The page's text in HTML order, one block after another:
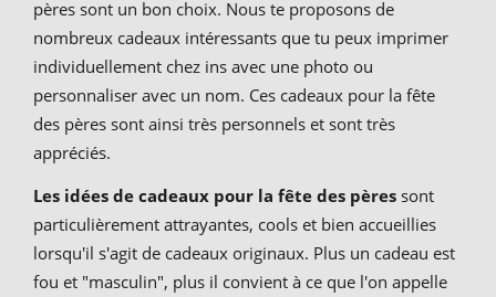
pères sont un bon choix. Nous te proposons de
nombreux cadeaux intéressants que tu peux imprimer
individuellement chez ins avec une photo ou
personnaliser avec un nom. Ces cadeaux pour la fête
des pères sont ainsi très personnels et sont très
appréciés.
Les idées de cadeaux pour la fête des pères sont
particulièrement attrayantes, cools et bien accueillies
lorsqu'il s'agit de cadeaux originaux. Plus un cadeau est
fou et "masculin", plus il convient à ce que l'on appelle